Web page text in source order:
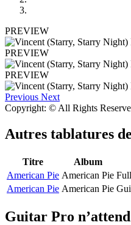
PREVIEW
PREVIEW
PREVIEW
Previous Next
Copyright: © All Rights
Autres tablatures de
Titre Album
American Pie American Pie
American Pie American Pie
Guitar Pro